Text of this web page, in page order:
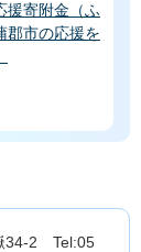
援寄附金（ふ
郡市の応援を
34-2 Tel:05